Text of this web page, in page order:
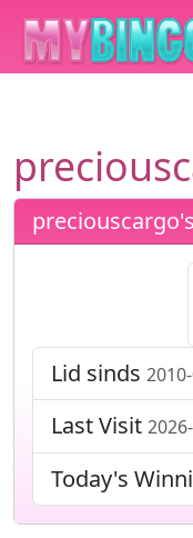
Lid sinds
Last Visit
Today's